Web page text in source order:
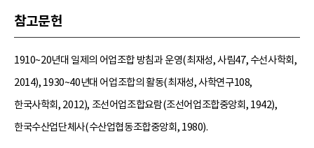
참고문헌
1910~20년대 일제의 어업조합 방침과 운영(최재성, 사림47, 수선사학회,
2014), 1930~40년대 어업조합의 활동(최재성, 사학연구108,
한국사학회, 2012), 조선어업조합요람(조선어업조합중앙회, 1942),
한국수산업단체사(수산업협동조합중앙회, 1980).